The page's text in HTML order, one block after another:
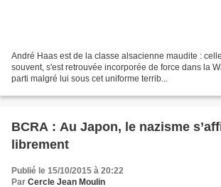
André Haas est de la classe alsacienne maudite :
souvent, s'est retrouvée incorporée de force dans la
parti malgré lui sous cet uniforme terrib...
BCRA : Au Japon, le nazisme
librement
Publié le 15/10/2015 à 20:22
Par Cercle Jean Moulin